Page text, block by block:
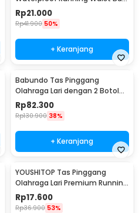
Reflektif - DX719
Rp21.000
Rp41.900 50%
+ Keranjang
Babundo Tas Pinggang
Olahraga Lari dengan 2 Botol
Running Waist Bag - RUN051A
Rp82.300
Rp130.900 38%
+ Keranjang
YOUSHITOP Tas Pinggang
Olahraga Lari Premium Running
Waist Bag - YT11
Rp17.600
Rp36.900 53%